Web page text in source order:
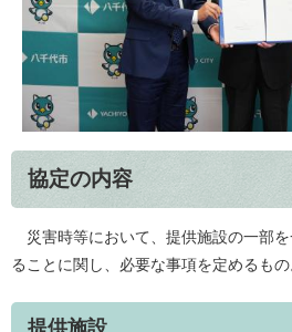
協定の内容
災害時等において、提供施設の一部
ることに関し、必要な事項を定めるもの
提供施設